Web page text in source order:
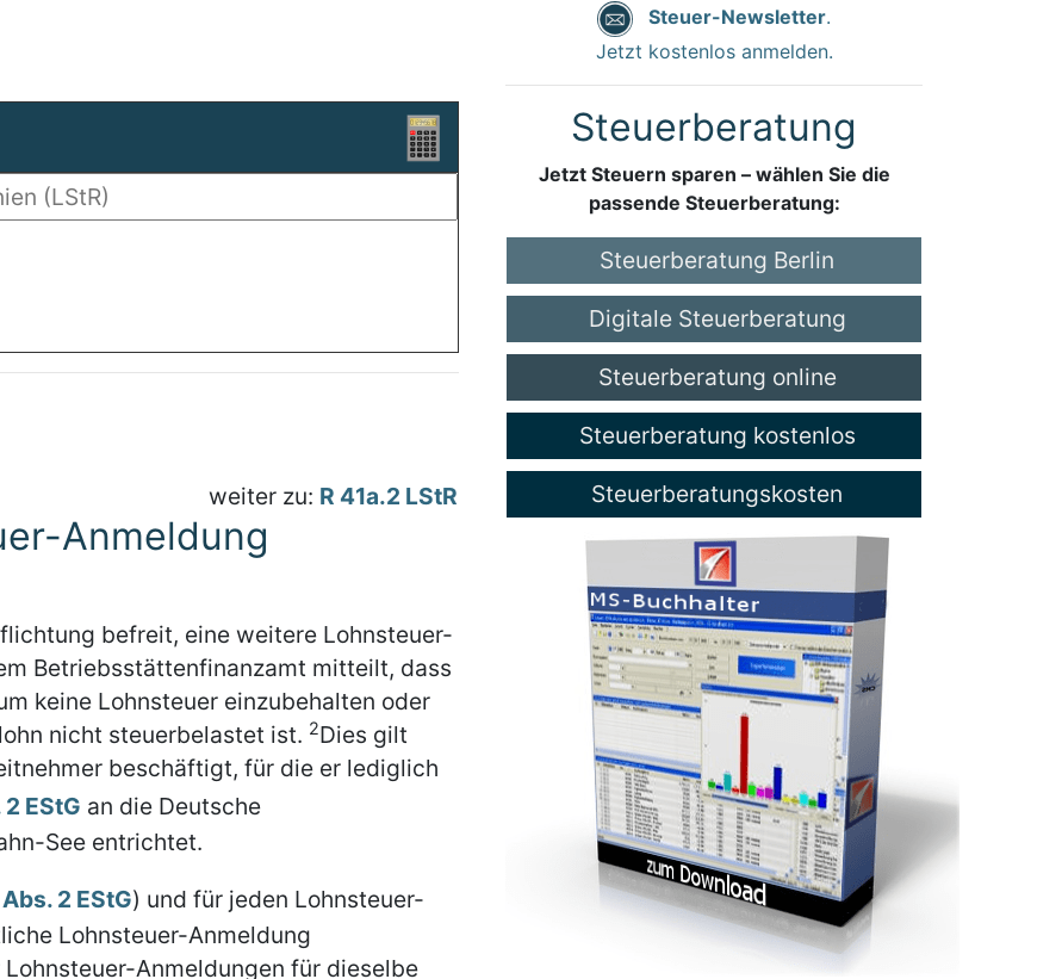
weiter zu: R 41a.2 LStR
Anmeldung
befreit, eine weitere Lohnsteuer-
Betriebsstättenfinanzamt mitteilt, dass
keine Lohnsteuer einzubehalten oder
nicht steuerbelastet ist. 2Dies gilt
beschäftigt, für die er lediglich
EStG an die Deutsche
See entrichtet.
2 EStG) und für jeden Lohnsteuer-
Lohnsteuer-Anmeldung
Anmeldungen für dieselbe
Steuer-Newsletter.
Jetzt kostenlos anmelden.
Steuerberatung
Jetzt Steuern sparen – wählen Sie die
passende Steuerberatung:
Steuerberatung Berlin
Digitale Steuerberatung
Steuerberatung online
Steuerberatung kostenlos
Steuerberatungskosten